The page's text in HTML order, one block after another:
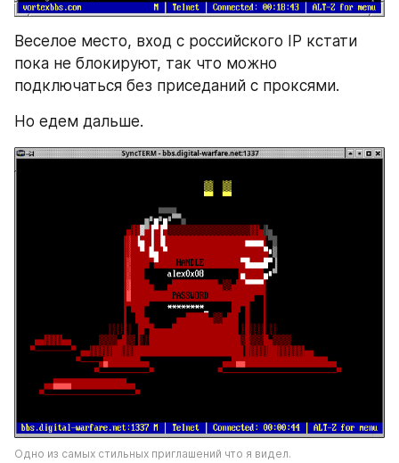
Веселое место, вход с российского IP кстати
пока не блокируют, так что можно
подключаться без приседаний с проксями.
Но едем дальше.
Одно из самых стильных приглашений что я видел.